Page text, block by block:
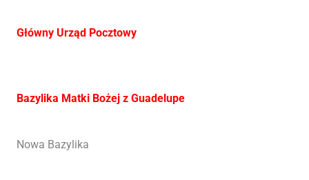
Główny Urząd Pocztowy
Bazylika Matki Bożej z Guadelupe
Nowa Bazylika